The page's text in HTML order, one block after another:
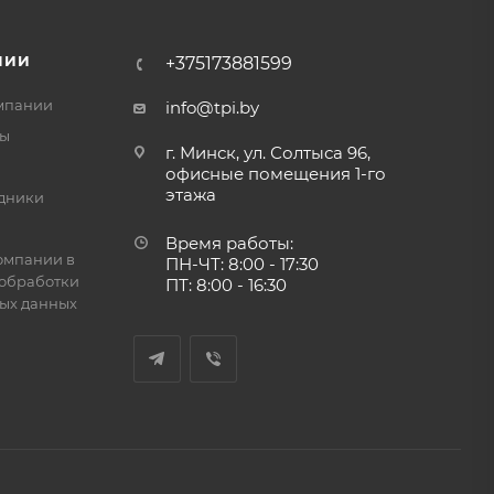
в
данных
+375173881599
info@tpi.by
г. Минск, ул. Солтыса 96,
офисные помещения 1-го
этажа
Время работы:
ПН-ЧТ: 8:00 - 17:30
ПТ: 8:00 - 16:30